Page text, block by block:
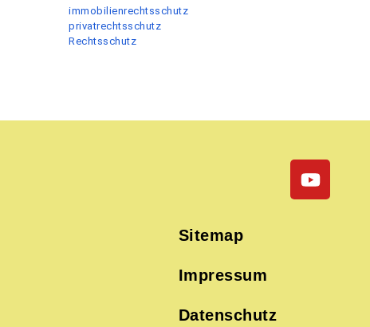
immobilienrechtsschutz
privatrechtsschutz
Rechtsschutz
Sitemap
Impressum
Datenschutz